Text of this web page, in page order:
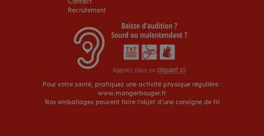
Contact
Recrutement
Pour votre santé, pratiquez une activité physique régulière :
www.mangerbouger.fr
Nos emballages peuvent faire l’objet d’une consigne de tri